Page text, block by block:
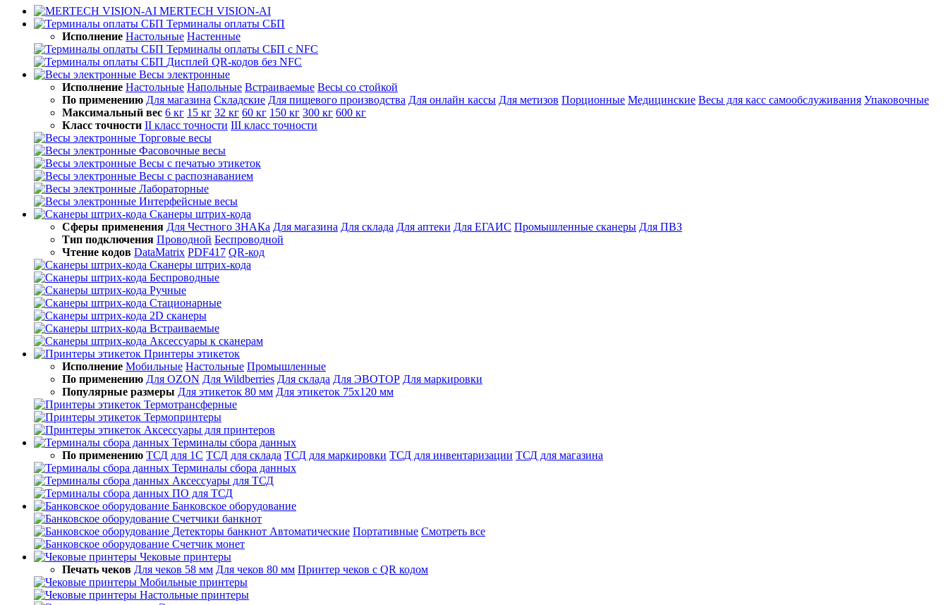
MERTECH VISION-AI
Терминалы оплаты СБП
Исполнение Настольные Настенные
Терминалы оплаты СБП с NFC
Дисплей QR-кодов без NFC
Весы электронные
Исполнение Настольные Напольные Встраиваемые Весы со стойкой
По применению Для магазина Складские Для пищевого производства Для онлайн кассы Для метизов Порционные Медицинские Весы для касс самообслуживания Упаковочные
Максимальный вес 6 кг 15 кг 32 кг 60 кг 150 кг 300 кг 600 кг
Класс точности II класс точности III класс точности
Торговые весы
Фасовочные весы
Весы с печатью этикеток
Весы с распознаванием
Лабораторные
Интерфейсные весы
Сканеры штрих-кода
Сферы применения Для Честного ЗНАКа Для магазина Для склада Для аптеки Для ЕГАИС Промышленные сканеры Для ПВЗ
Тип подключения Проводной Беспроводной
Чтение кодов DataMatrix PDF417 QR-код
Сканеры штрих-кода
Беспроводные
Ручные
Стационарные
2D сканеры
Встраиваемые
Аксессуары к сканерам
Принтеры этикеток
Исполнение Мобильные Настольные Промышленные
По применению Для OZON Для Wildberries Для склада Для ЭВОТОР Для маркировки
Популярные размеры Для этикеток 80 мм Для этикеток 75х120 мм
Термотрансферные
Термопринтеры
Аксессуары для принтеров
Терминалы сбора данных
По применению ТСД для 1С ТСД для склада ТСД для маркировки ТСД для инвентаризации ТСД для магазина
Терминалы сбора данных
Аксессуары для ТСД
ПО для ТСД
Банковское оборудование
Счетчики банкнот
Детекторы банкнот Автоматические Портативные Смотреть все
Счетчик монет
Чековые принтеры
Печать чеков Для чеков 58 мм Для чеков 80 мм Принтер чеков с QR кодом
Мобильные принтеры
Настольные принтеры